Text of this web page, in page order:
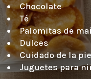
Chocolate
Té
Palomitas de
Dulces
Cuidado de la
Juguetes para